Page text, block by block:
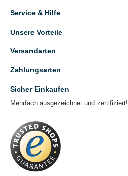
Service & Hilfe
Unsere Vorteile
Versandarten
Zahlungsarten
Sicher Einkaufen
Mehrfach ausgezeichnet und zertifiziert!